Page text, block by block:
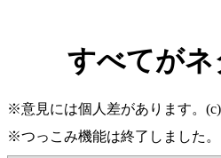
すべてがネ
※意見には個人差があります。
※つっこみ機能は終了しました。